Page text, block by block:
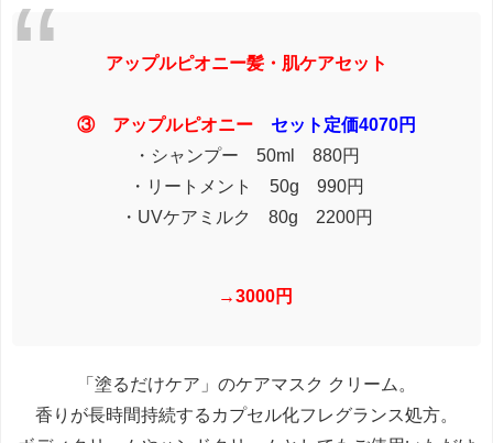
アップルピオニー髪・肌ケアセット
③ アップルピオニー セット定価4070円
・シャンプー 50ml 880円
・リートメント 50g 990円
・UVケアミルク 80g 2200円
→3000円
「塗るだけケア」のケアマスク クリーム。
香りが長時間持続するカプセル化フレグランス処方。